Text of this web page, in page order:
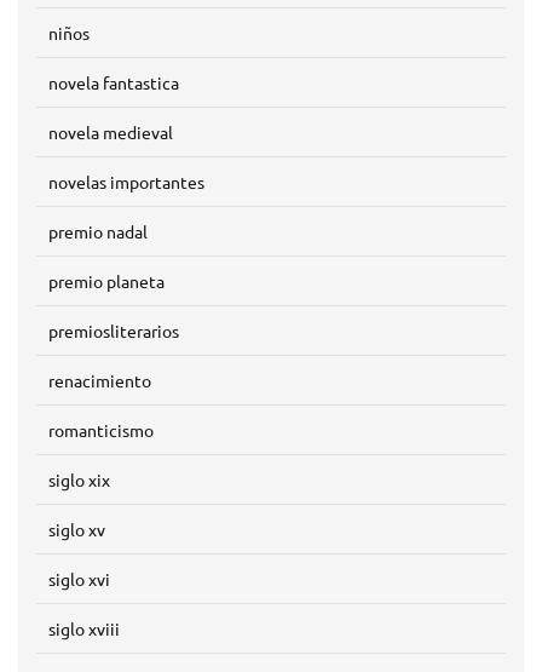
niños
novela fantastica
novela medieval
novelas importantes
premio nadal
premio planeta
premiosliterarios
renacimiento
romanticismo
siglo xix
siglo xv
siglo xvi
siglo xviii